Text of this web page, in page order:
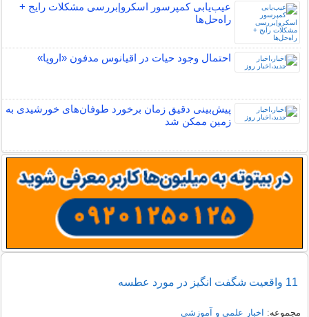
عیب‌یابی کمپرسور اسکرو|بررسی مشکلات رایج +
راه‌حل‌ها
احتمال وجود حیات در اقیانوس مدفون «اروپا»
پیش‌بینی دقیق زمان برخورد طوفان‌های خورشیدی به
زمین ممکن شد
11 واقعیت شگفت انگیز در مورد عطسه
مجموعه: اخبار علمی و آموزشی